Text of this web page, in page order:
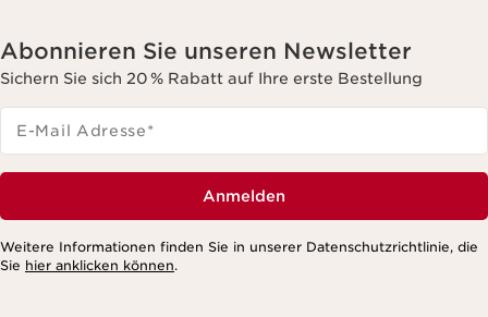
Abonnieren Sie unseren Newsletter
Sichern Sie sich 20 % Rabatt auf Ihre erste Bestellung
E-Mail Adresse*
Anmelden
Weitere Informationen finden Sie in unserer Datenschutzrichtlinie, die
Sie hier anklicken können.